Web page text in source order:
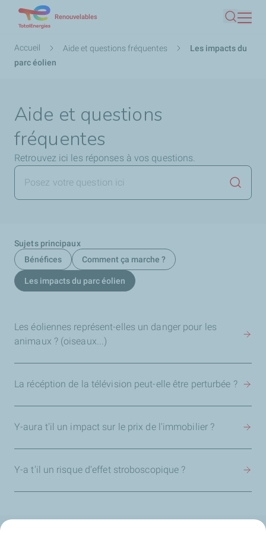
contenu
Renouvelables
Fil
d'Ariane
Accueil Aide et questions fréquentes
Les impacts du
parc éolien
Aide et questions
fréquentes
Retrouvez ici les réponses à vos questions.
Sujets principaux
Bénéfices
Comment ça marche ?
Les impacts du parc éolien
Les éoliennes représent-elles un danger pour les
animaux ? (oiseaux...)
La récéption de la télévision peut-elle être perturbée ?
Y-aura t'il un impact sur le prix de l'immobilier ?
Y-a t'il un risque d'effet stroboscopique ?